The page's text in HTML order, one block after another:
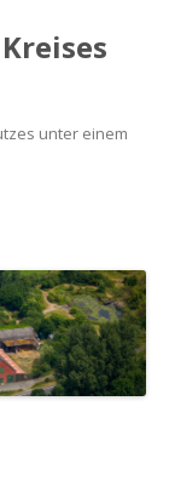
unter einem